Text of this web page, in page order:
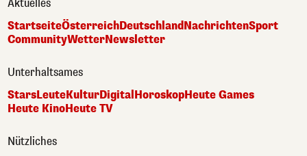
Aktuelles
StartseiteÖsterreichDeutschlandNachrichtenSport
CommunityWetterNewsletter
Unterhaltsames
StarsLeuteKulturDigitalHoroskopHeute Games
Heute KinoHeute TV
Nützliches